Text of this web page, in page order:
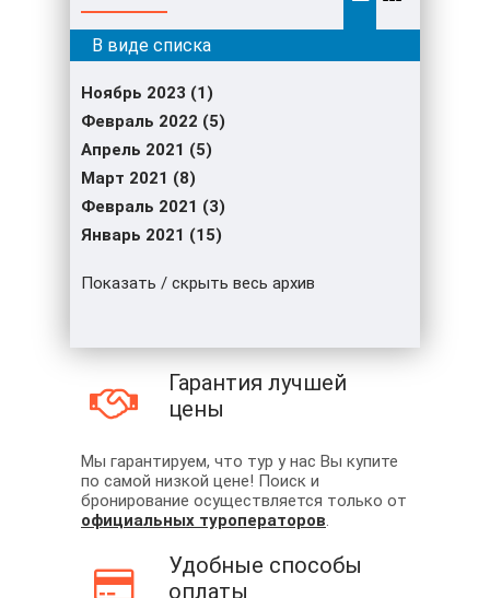
Ноябрь 2023 (1)
Февраль 2022 (5)
Апрель 2021 (5)
Март 2021 (8)
Февраль 2021 (3)
Январь 2021 (15)
Показать / скрыть весь архив
Гарантия лучшей
цены
Мы гарантируем, что тур у нас Вы купите
по самой низкой цене! Поиск и
бронирование осуществляется только от
официальных туроператоров.
Удобные способы
оплаты